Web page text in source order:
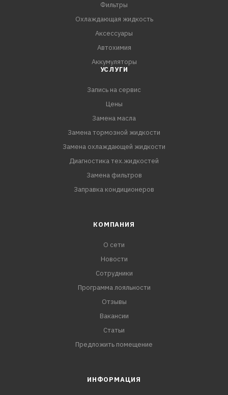
- Превосходную защиту двигателя при высоких
Фильтры
Охлаждающая жидкость
Аксессуары
Автохимия
Аккумуляторы
УСЛУГИ
Запись на сервис
Цены
Замена масла
Замена тормозной жидкости
Замена охлаждающей жидкости
Диагностика тех.жидкостей
Замена фильтров
Заправка кондиционеров
КОМПАНИЯ
О сети
Новости
Сотрудники
Программа лояльности
Отзывы
Вакансии
Статьи
Предложить помещение
ИНФОРМАЦИЯ